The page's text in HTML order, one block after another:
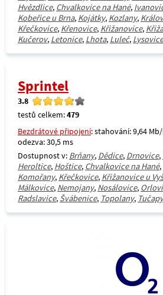
Hvězdlice, Chvalkovice na Hané,
Kobeřice u Brna, Kojátky, Kozlany,
Křečkovice, Křenovice, Křižanovice,
Kučerov, Letonice, Lhota, Luleč, Lysovice
Sprintel
3.8
testů celkem:479
Bezdrátové připojení: stahování: 9,64
odezva: 30,5 ms
Dostupnost v: Brňany, Dědice, Drnovice,
Heroltice, Hoštice, Chvalkovice na Hané,
Komořany, Křečkovice, Křižanovice u
Málkovice, Nemojany, Nosálovice,
Radslavice, Švábenice, Topolany, Tučapy